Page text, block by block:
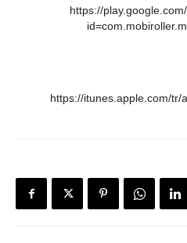
https://
https://itunes.apple.com/tr/